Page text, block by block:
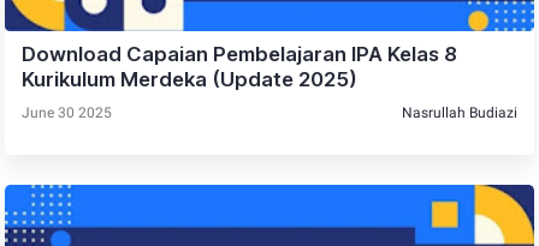
Download Capaian Pembelajaran IPA Kelas 8
Kurikulum Merdeka (Update 2025)
June 30 2025 Nasrullah Budiazi